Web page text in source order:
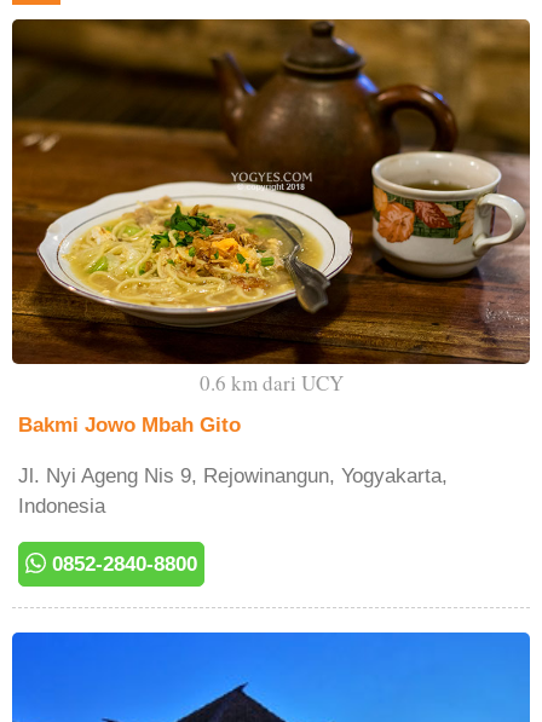
0.6 km dari UCY
Bakmi Jowo Mbah Gito
Jl. Nyi Ageng Nis 9, Rejowinangun, Yogyakarta,
Indonesia
0852-2840-8800